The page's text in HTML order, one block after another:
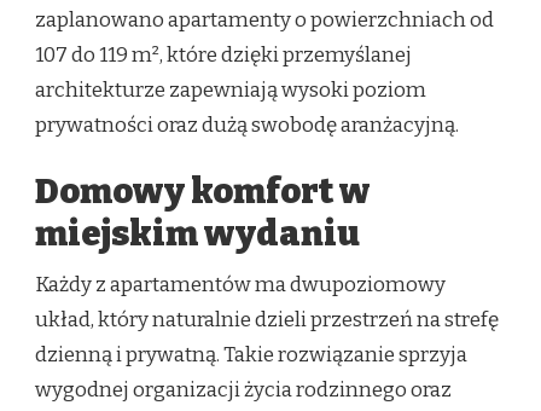
zaplanowano apartamenty o powierzchniach od
107 do 119 m², które dzięki przemyślanej
architekturze zapewniają wysoki poziom
prywatności oraz dużą swobodę aranżacyjną.
Domowy komfort w
miejskim wydaniu
Każdy z apartamentów ma dwupoziomowy
układ, który naturalnie dzieli przestrzeń na strefę
dzienną i prywatną. Takie rozwiązanie sprzyja
wygodnej organizacji życia rodzinnego oraz